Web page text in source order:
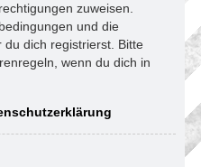
zuweisen.
und die
dich registrierst. Bitte
wenn du dich in